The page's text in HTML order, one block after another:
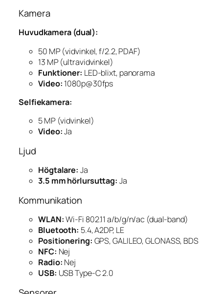
Kamera
Huvudkamera (dual):
50 MP (vidvinkel, f/2.2, PDAF)
13 MP (ultravidvinkel)
Funktioner: LED-blixt, panorama
Video: 1080p@30fps
Selfiekamera:
5 MP (vidvinkel)
Video:Ja
Ljud
Högtalare: Ja
3.5 mm hörlursuttag: Ja
Kommunikation
WLAN:Wi-Fi 802.11 a/b/g/n/ac (dual-band)
Bluetooth: 5.4, A2DP, LE
Positionering: GPS, GALILEO, GLONASS, BDS
NFC: Nej
Radio: Nej
USB: USB Type-C 2.0